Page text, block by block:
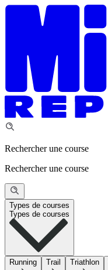
Rechercher une course
Rechercher une course
Types de courses
Types de courses
Running Trail Triathlon